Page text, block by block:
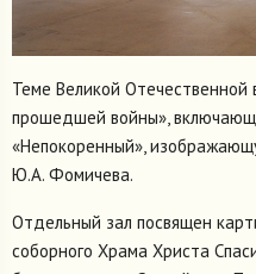
Теме Великой
прошедшей войны»,
«Непокоренный»,
Ю.А. Фомичева.
Отдельный зал посвящен
соборного Храма Христа